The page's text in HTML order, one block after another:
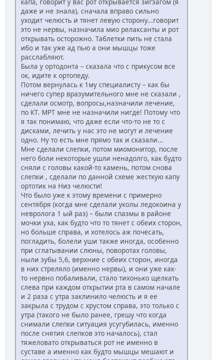
даже и не знала), сначала вправо сильно
уходит челюсть и тянет левую сторону...говорит
это не нервы, назначила мио релаксанты и рот
открывать осторожно. Таблетки пить не стала
ибо и так уже ад пью а они мышцы тоже
расслабляют.
Была у ортодонта – сказала что с прикусом все
ок, идите к ортопеду.
Потом вернулась к 1му специалисту – как бы
ничего супер вразумительного мне не сказали ,
сделали осмотр, вопросы,назначили лечение,
по КТ. МРТ мне не назначили нигде! Потому что
я так понимаю, что даже если что-то не то с
дисками, лечить у нас это не могут и лечение
одно. Ну то есть мне прямо так и сказали...
Мне сделали слепки, потом миомонитор, после
него боли некоторые ушли ненадолго, как будто
сняли с головы какой-то камень, потом снова
слепки , сделали по данной схеме жесткую капу
ортотик на Низ челюсти!
Что было уже к этому времени с примерно
сентября (когда мне сделали уколы ледокоина у
невролога 1 ый раз) – были спазмы в районе
мочки уха, как будто что то тянет с обеих сторон,
но больше справа, и хотелось аж почесать,
погладить, болели уши также иногда, особенно
при сглатывании слюны, поворотах головы,
ныли зубы 5,6, верхние с обеих сторон, иногда
в них стреляло (именно нервы), и они уже как-
то нервно побаливали, стало тихонько щелкать
слева при каждом открытии рта в самом начале
и 2 раза с утра заклинило челюсть и я ее
закрыла с трудом с хрустом справа, это только с
утра (такого не было ранее, грешу что когда
снимали слепки ситуация усугубилась, именно
после снятия слепков это началось), стал
тяжеловато открываться рот не именно в
суставе а именно как будто мышцы мешают и